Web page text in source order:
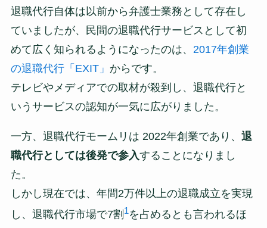
退職代行自体は以前から弁護士業務として存在し
ていましたが、民間の退職代行サービスとして初
めて広く知られるようになったのは、 2017年創業
の退職代行「EXIT」 からです。
テレビやメディアでの取材が殺到し、退職代行と
いうサービスの認知が一気に広がりました。
一方、退職代行モームリは 2022年創業であり、 退
職代行としては後発で参入することになりまし
た。
しかし現在では、年間2万件以上の退職成立を実現
し、退職代行市場で7割 1を占めるとも言われるほ